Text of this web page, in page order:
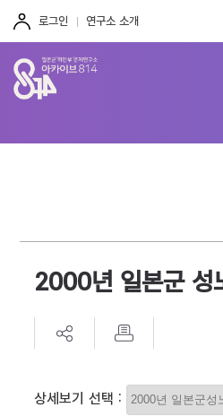
로그인 연구소 소개
2000년 일본군 성
상세보기 선택 :